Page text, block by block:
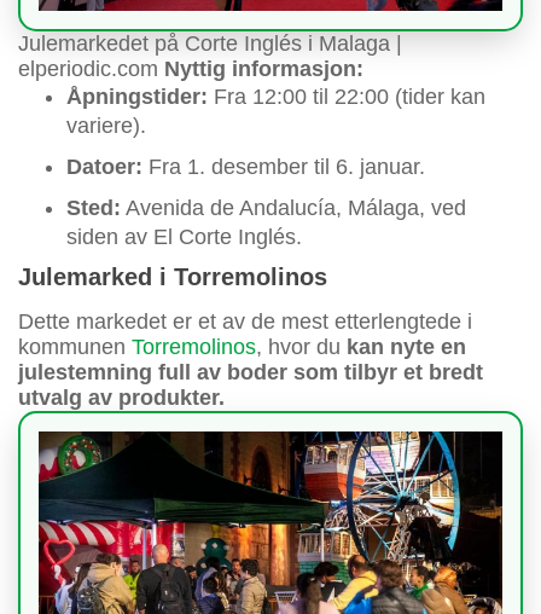
Julemarkedet på Corte Inglés i Malaga |
elperiodic.com Nyttig informasjon:
Åpningstider: Fra 12:00 til 22:00 (tider kan
variere).
Datoer: Fra 1. desember til 6. januar.
Sted: Avenida de Andalucía, Málaga, ved
siden av El Corte Inglés.
Julemarked i Torremolinos
Dette markedet er et av de mest etterlengtede i
kommunen Torremolinos, hvor du kan nyte en
julestemning full av boder som tilbyr et bredt
utvalg av produkter.